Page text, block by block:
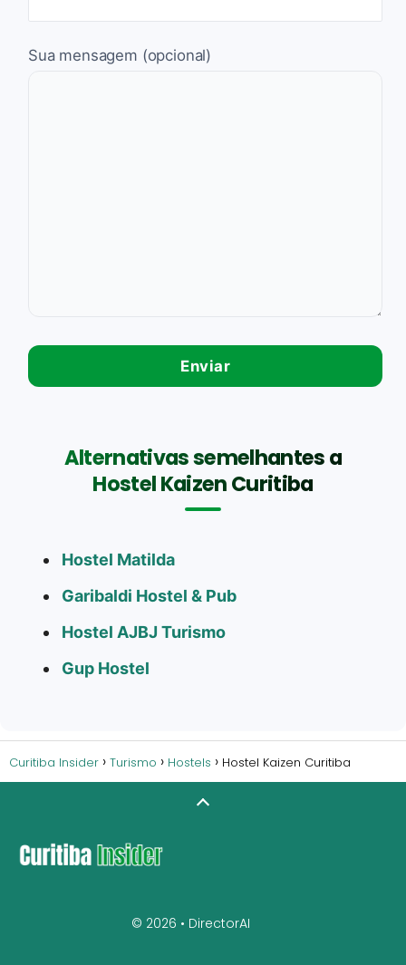
Sua mensagem (opcional)
Alternativas semelhantes a
Hostel Kaizen Curitiba
Hostel Matilda
Garibaldi Hostel & Pub
Hostel AJBJ Turismo
Gup Hostel
Curitiba Insider Turismo Hostels Hostel Kaizen Curitiba
© 2026 • DirectorAI